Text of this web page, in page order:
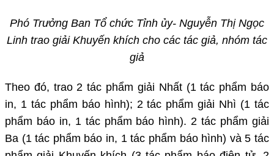
Phó Trưởng Ban Tổ chức Tỉnh ủy- Nguyễn Thị Ngọc
Linh trao giải Khuyến khích cho các tác giả, nhóm tác
giả
Theo đó, trao 2 tác phẩm giải Nhất (1 tác phẩm báo
in, 1 tác phẩm báo hình); 2 tác phẩm giải Nhì (1 tác
phẩm báo in, 1 tác phẩm báo hình). 2 tác phẩm giải
Ba (1 tác phẩm báo in, 1 tác phẩm báo hình) và 5 tác